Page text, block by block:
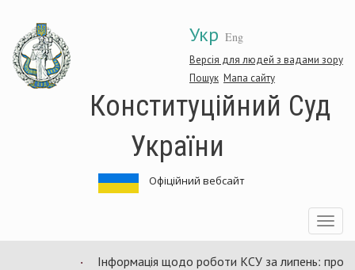
основного
матеріалу
Укр Eng
Версія для людей з вадами зору
Пошук Мапа сайту
Конституційний Суд
України
Офіційний вебсайт
Toggle
Інформація щодо роботи КСУ за липень: